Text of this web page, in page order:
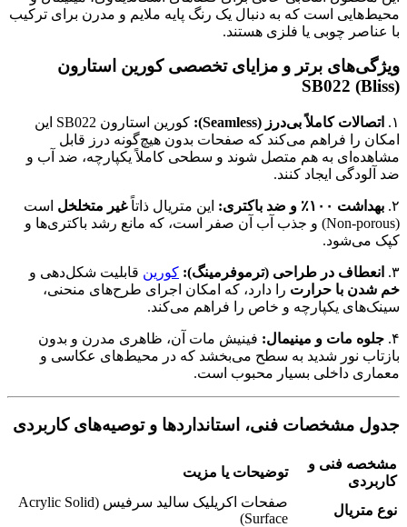
محیط‌هایی است که به دنبال یک رنگ پایه ملایم و مدرن برای ترکیب
با عناصر چوبی یا فلزی هستند.
ویژگی‌های برتر و مزایای تخصصی کورین استارون
SB022 (Bliss)
۱. اتصالات کاملاً بی‌درز (Seamless):
کورین استارون SB022 این
امکان را فراهم می‌کند که صفحات بدون هیچ‌گونه درز قابل
مشاهده‌ای به هم متصل شوند و سطحی کاملاً یکپارچه، ضد آب و
ضد آلودگی ایجاد کنند.
۲. بهداشت ۱۰۰٪ و ضد باکتری: این متریال ذاتاًغیر متخلخل است
(Non-porous) و جذب آب آن صفر است، که مانع رشد باکتری‌ها و
کپک می‌شود.
۳. انعطاف در طراحی (ترموفرمینگ): کورین قابلیت شکل‌دهی و
خم شدن با حرارت را دارد، که امکان اجرای طرح‌های منحنی،
سینک‌های یکپارچه و خاص را فراهم می‌کند.
۴. جلوه مات و مینیمال: فینیش مات آن، ظاهری مدرن و بدون
بازتاب نور شدید به سطح می‌بخشد که در محیط‌های عکاسی و
معماری داخلی بسیار محبوب است.
جدول مشخصات فنی، استانداردها و توصیه‌های کاربردی
مشخصه فنی و
کاربردی
توضیحات یا مزیت
نوع متریال
صفحات اکریلیک سالید سرفیس (Acrylic Solid
Surface)